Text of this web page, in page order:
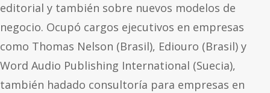
editorial y también sobre nuevos modelos de
negocio. Ocupó cargos ejecutivos en empresas
como Thomas Nelson (Brasil), Ediouro (Brasil) y
Word Audio Publishing International (Suecia),
también hadado consultoría para empresas en